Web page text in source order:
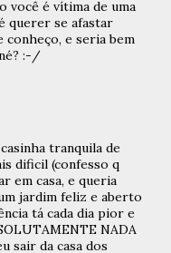
você é vítima de uma
querer se afastar
conheço, e seria bem
:-/
tranquila de
dificil (confesso q
em casa, e queria
jardim feliz e aberto
tá cada dia pior e
NADA
sair da casa dos